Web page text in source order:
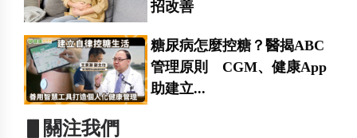
招改善
糖尿病怎麼控糖？醫揭ABC
管理原則 CGM、健康App
助建立...
▋關注我們